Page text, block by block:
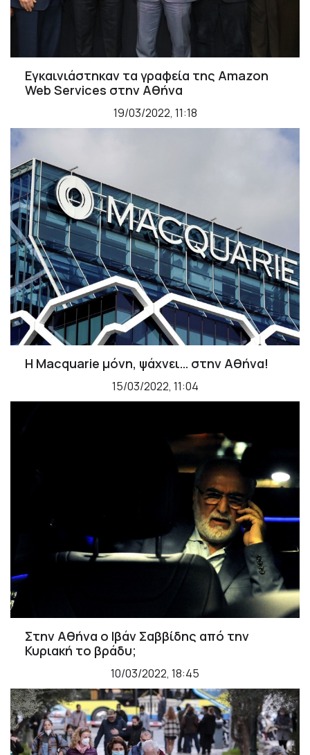
Εγκαινιάστηκαν τα γραφεία της Amazon
Web Services στην Αθήνα
19/03/2022, 11:18
H Macquarie μόνη, ψάχνει… στην Αθήνα!
15/03/2022, 11:04
Στην Αθήνα ο Ιβάν Σαββίδης από την
Κυριακή το βράδυ;
10/03/2022, 18:45